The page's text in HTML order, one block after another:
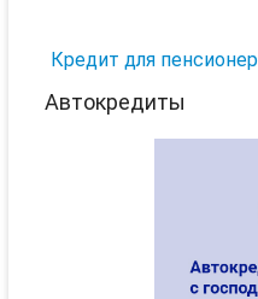
Кредит для
Автокредиты